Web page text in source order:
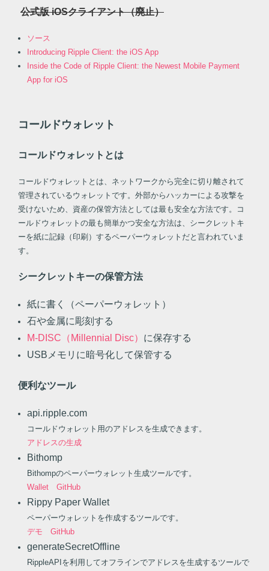
公式版 iOSクライアント（廃止）
ソース
Introducing Ripple Client: the iOS App
Inside the Code of Ripple Client: the Newest Mobile Payment
App for iOS
コールドウォレット
コールドウォレットとは
コールドウォレットとは、ネットワークから完全に切り離されて
管理されているウォレットです。外部からハッカーによる攻撃を
受けないため、資産の保管方法としては最も安全な方法です。コ
ールドウォレットの最も簡単かつ安全な方法は、シークレットキ
ーを紙に記録（印刷）するペーパーウォレットだと言われていま
す。
シークレットキーの保管方法
紙に書く（ペーパーウォレット）
石や金属に彫刻する
M-DISC（Millennial Disc） に保存する
USBメモリに暗号化して保管する
便利なツール
api.ripple.com
コールドウォレット用のアドレスを生成できます。
アドレスの生成
Bithomp
Bithompのペーパーウォレット生成ツールです。
Wallet
GitHub
Rippy Paper Wallet
ペーパーウォレットを作成するツールです。
デモ
GitHub
generateSecretOffline
RippleAPIを利用してオフラインでアドレスを生成するツールで